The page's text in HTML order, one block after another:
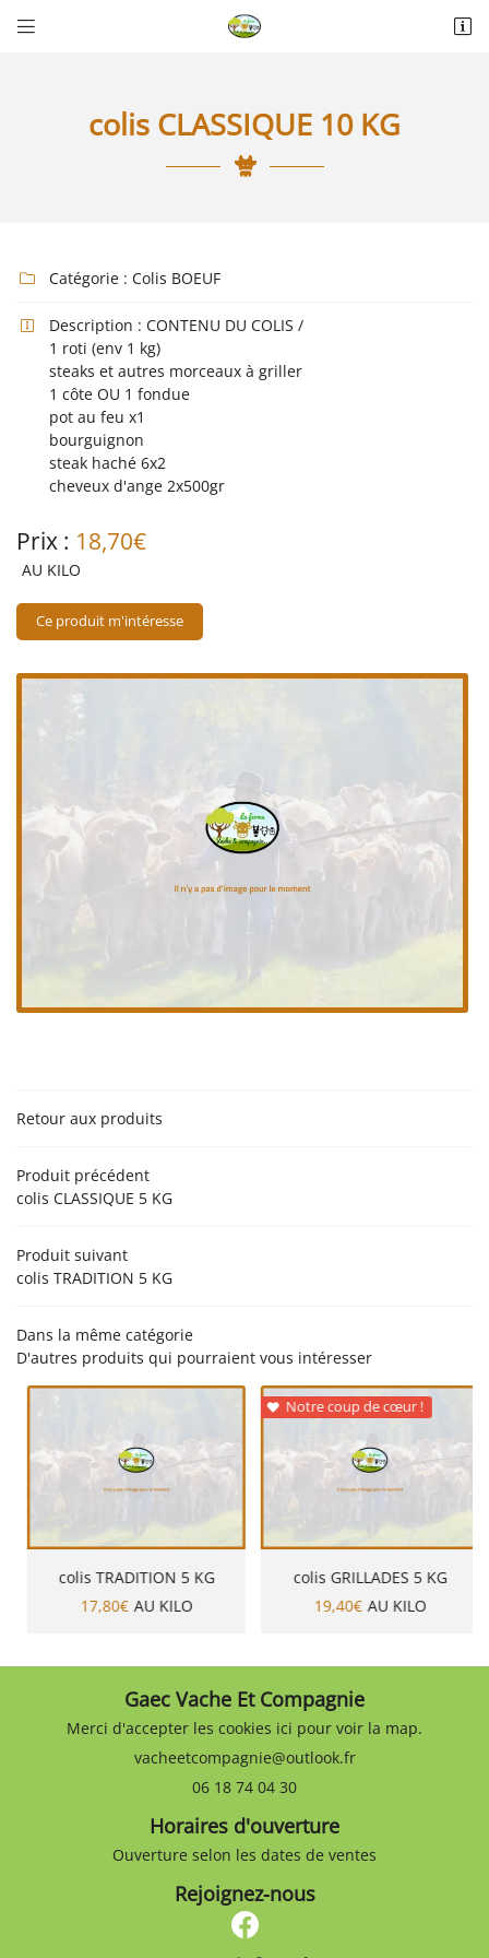

ACCUEIL
EN IMAGES
ACTUALITÉS

Une
06 18 74 04
La Thérèsière
 Adresse email de réception
Recopier le code ci-contre
Rafraîchir le captcha
l'adresse email indiqué ci-dessus. Vous pouvez vous désinscrire à tout moment en
utilisantle formulaire de désinscription
colis CLASSIQUE 10 KG
 Catégorie : Colis BOEUF
 Description : CONTENU DU COLIS /
1 roti (env 1 kg)
steaks et autres morceaux à griller
1 côte OU 1 fondue
pot au feu x1
bourguignon
steak haché 6x2
cheveux d'ange 2x500gr
Prix : 18,70€
AU KILO
Ce produit m'intéresse
Retour aux produits
Produit précédent
colis CLASSIQUE 5 KG
Produit suivant
colis TRADITION 5 KG
Dans la même catégorie
D'autres produits qui pourraient vous intéresser
colis TRADITION 5 KG
17,80€ AU KILO
 Notre coup de cœur !
colis GRILLADES 5 KG
19,40€ AU KILO
Gaec Vache Et Compagnie
Merci d'accepter les cookies ici pour voir la map.
06 18 74 04 30
Horaires d'ouverture
Ouverture selon les dates de ventes
Rejoignez-nous